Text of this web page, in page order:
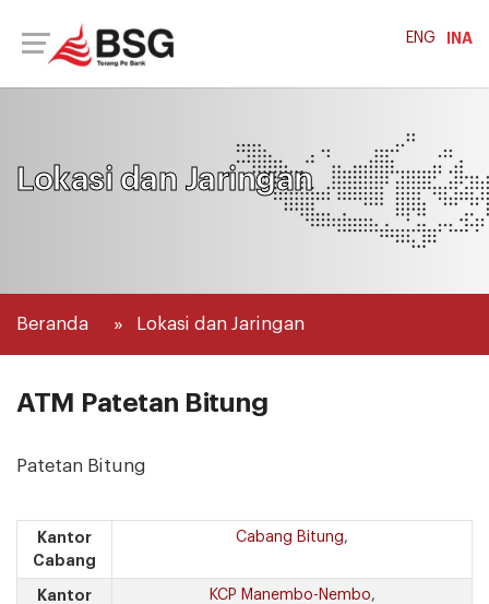
INA
ENG
Lokasi dan Jaringan
Beranda Lokasi dan Jaringan
ATM Patetan Bitung
Patetan Bitung
Kantor
Cabang
Cabang Bitung,
Kantor
KCP Manembo-Nembo,